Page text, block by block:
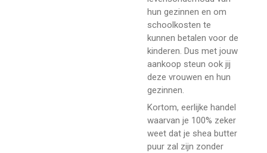
hun gezinnen en om
schoolkosten te
kunnen betalen voor de
kinderen. Dus met jouw
aankoop steun ook jij
deze vrouwen en hun
gezinnen.
Kortom, eerlijke handel
waarvan je 100% zeker
weet dat je shea butter
puur zal zijn zonder